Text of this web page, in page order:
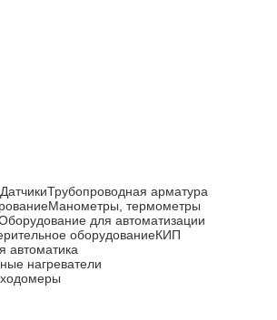
ДатчикиТрубопроводная арматура
Манометры, термометры
для автоматизации
оборудованиеКИП
автоматика
нагреватели